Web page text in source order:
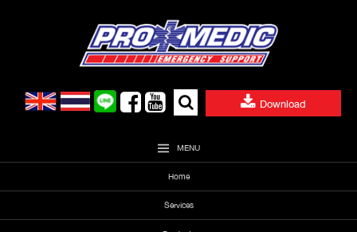
Download
Search
for:
MENU
Home
Services